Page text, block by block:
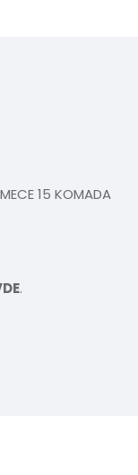
15 KOMADA
.